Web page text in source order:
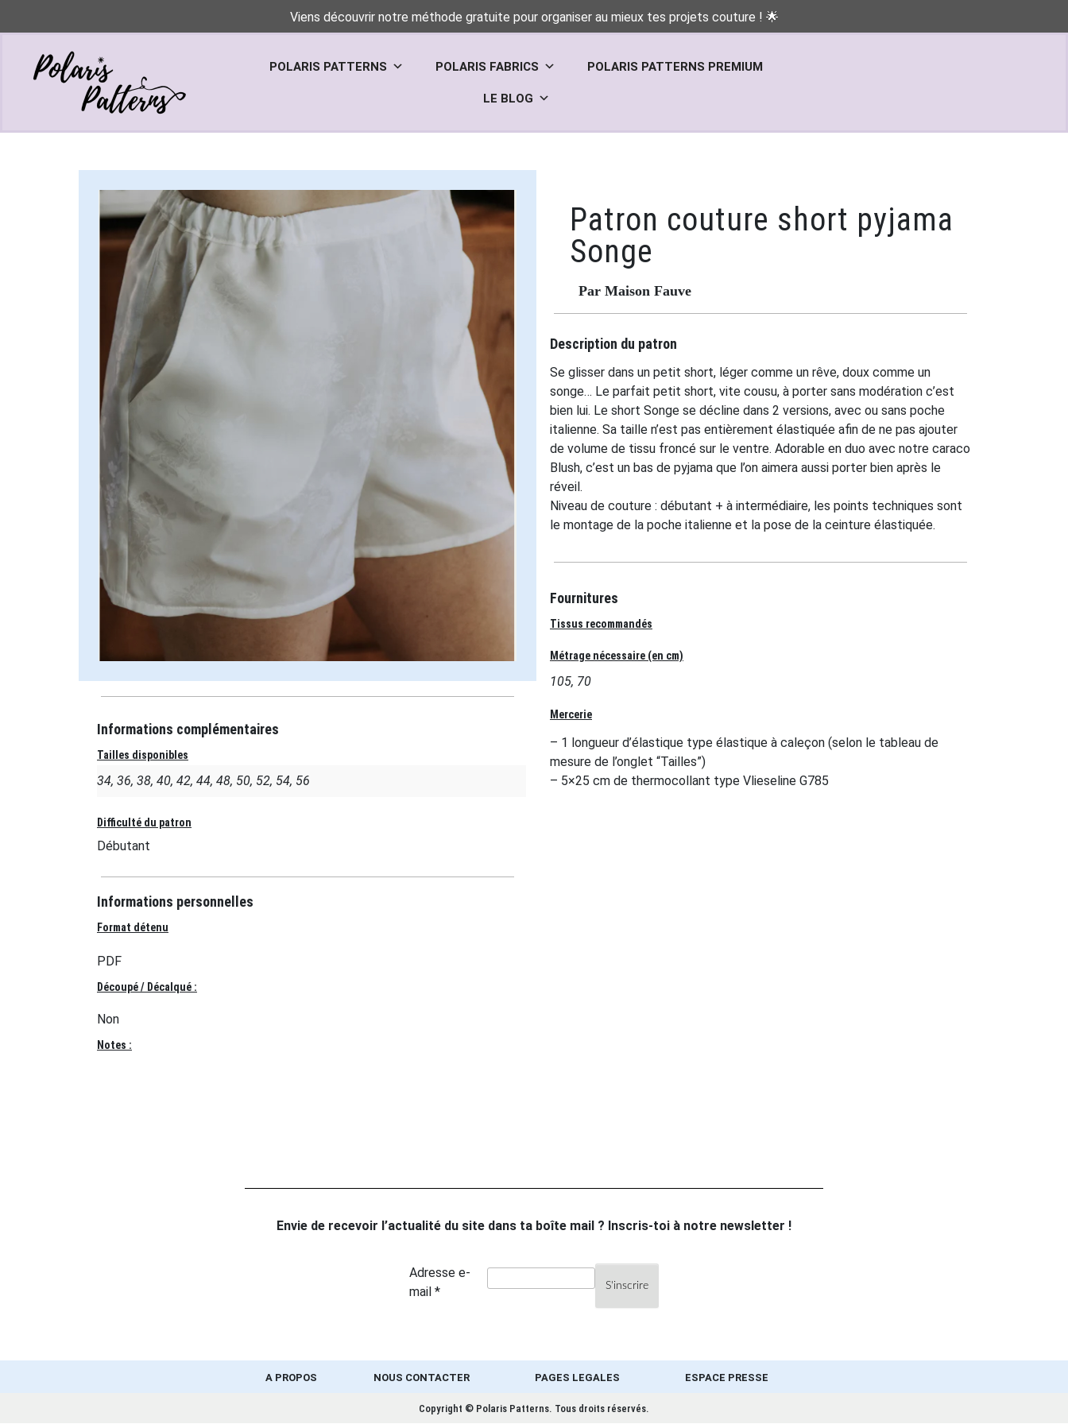
Viens découvrir notre méthode gratuite pour organiser au mieux tes projets couture ! 🌟
POLARIS PATTERNS POLARIS FABRICS POLARIS PATTERNS PREMIUM
LE BLOG
Informations complémentaires
Tailles disponibles
34, 36, 38, 40, 42, 44, 48, 50, 52, 54, 56
Difficulté du patron
Débutant
Informations personnelles
Format détenu
PDF
Découpé / Décalqué :
Non
Notes :
Patron couture short pyjama
Songe
Par Maison Fauve
Description du patron
Se glisser dans un petit short, léger comme un rêve, doux comme un
songe… Le parfait petit short, vite cousu, à porter sans modération c’est
bien lui. Le short Songe se décline dans 2 versions, avec ou sans poche
italienne. Sa taille n’est pas entièrement élastiquée afin de ne pas ajouter
de volume de tissu froncé sur le ventre. Adorable en duo avec notre caraco
Blush, c’est un bas de pyjama que l’on aimera aussi porter bien après le
réveil.
Niveau de couture : débutant + à intermédiaire, les points techniques sont
le montage de la poche italienne et la pose de la ceinture élastiquée.
Fournitures
Tissus recommandés
Métrage nécessaire (en cm)
105, 70
Mercerie
– 1 longueur d’élastique type élastique à caleçon (selon le tableau de
mesure de l’onglet “Tailles”)
– 5×25 cm de thermocollant type Vlieseline G785
Envie de recevoir l’actualité du site dans ta boîte mail ? Inscris-toi à notre newsletter !
Adresse e-
mail *
A PROPOS NOUS CONTACTER PAGES LEGALES ESPACE PRESSE
Copyright © Polaris Patterns. Tous droits réservés.